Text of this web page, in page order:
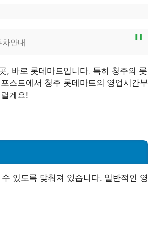
안내
, 바로 롯데마트입니다. 특히 청주의 롯
스트에서 청주 롯데마트의 영업시간부
게요!
있도록 맞춰져 있습니다. 일반적인 영